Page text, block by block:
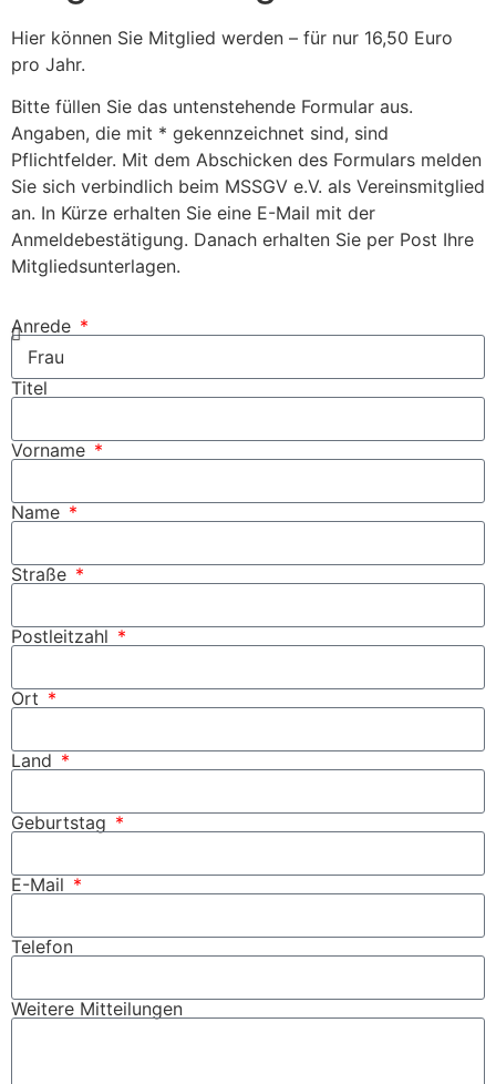
Hier können Sie Mitglied werden – für nur 16,50 Euro
pro Jahr.
Bitte füllen Sie das untenstehende Formular aus.
Angaben, die mit * gekennzeichnet sind, sind
Pflichtfelder. Mit dem Abschicken des Formulars melden
Sie sich verbindlich beim MSSGV e.V. als Vereinsmitglied
an. In Kürze erhalten Sie eine E-Mail mit der
Anmeldebestätigung. Danach erhalten Sie per Post Ihre
Mitgliedsunterlagen.
Anrede
Titel
Vorname
Name
Straße
Postleitzahl
Ort
Land
Geburtstag
E-Mail
Telefon
Weitere Mitteilungen